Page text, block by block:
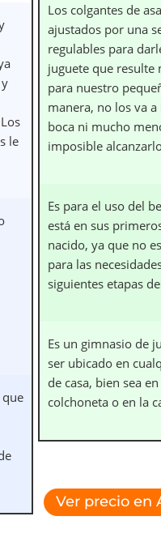
le
que
Los colgantes de
ajustados por una
regulables para
juguete que resulte
para nuestro
manera, no los va
boca ni mucho
imposible
Es para el uso del
está en sus
nacido, ya que no
para las
siguientes etapas
Es un gimnasio de
ser ubicado en
de casa, bien sea
colchoneta o en la
Ver precio en